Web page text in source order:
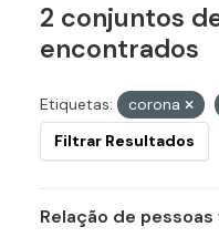
2 conjuntos
encontrados
Etiquetas: corona
Filtrar Resultados
Relação de